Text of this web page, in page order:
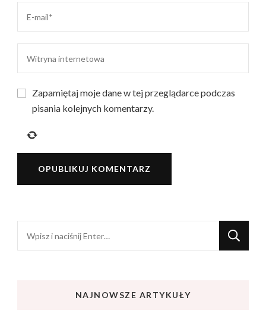
Zapamiętaj moje dane w tej przeglądarce podczas
pisania kolejnych komentarzy.
czegoś?
NAJNOWSZE ARTYKUŁY